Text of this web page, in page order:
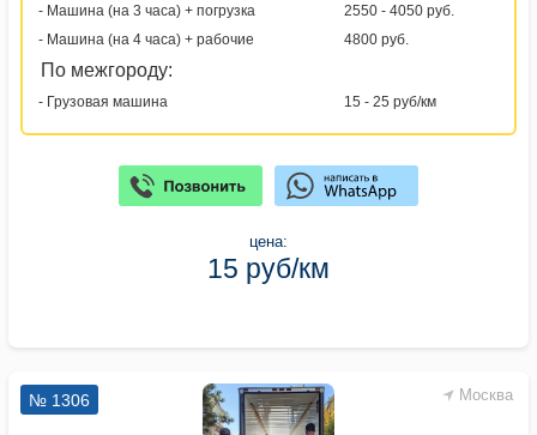
- Машина (на 3 часа) + погрузка
2550 - 4050 руб.
- Машина (на 4 часа) + рабочие
4800 руб.
По межгороду:
- Грузовая машина 15 - 25 руб/км
цена:
15 руб/км
Москва
№ 1306